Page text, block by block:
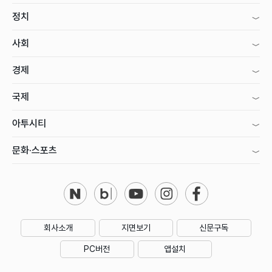
정치
사회
경제
국제
아투시티
문화·스포츠
회사소개 지면보기 신문구독
PC버전 앱설치